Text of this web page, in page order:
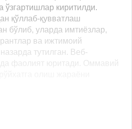
ўзгартишлар киритилди.
қўллаб-қувватлаш
бўлиб, уларда имтиёзлар,
ва ижтимоий
тутилган. Веб-
фаолият юритади. Оммавий